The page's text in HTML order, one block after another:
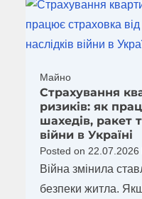
Майно
Страхування
ризиків: як
шахедів, ракет
війни в Україні
Posted on 22.07.2026
Війна змінила
безпеки житла.